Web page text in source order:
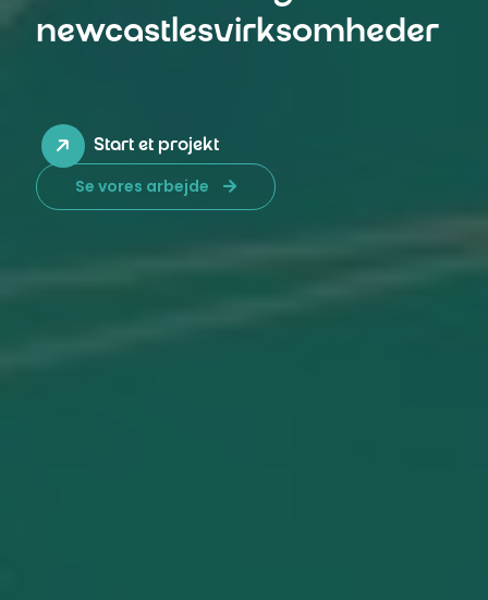
newcastlesvirksomheder
Start et projekt
Se vores arbejde